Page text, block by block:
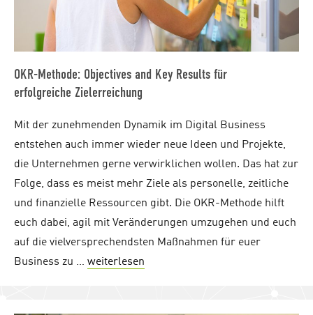
OKR-Methode: Objectives and Key Results für
erfolgreiche Zielerreichung
Mit der zunehmenden Dynamik im Digital Business
entstehen auch immer wieder neue Ideen und Projekte,
die Unternehmen gerne verwirklichen wollen. Das hat zur
Folge, dass es meist mehr Ziele als personelle, zeitliche
und finanzielle Ressourcen gibt. Die OKR-Methode hilft
euch dabei, agil mit Veränderungen umzugehen und euch
auf die vielversprechendsten Maßnahmen für euer
Business zu … weiterlesen